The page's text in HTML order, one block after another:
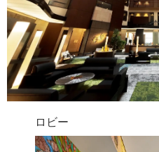
ロビー